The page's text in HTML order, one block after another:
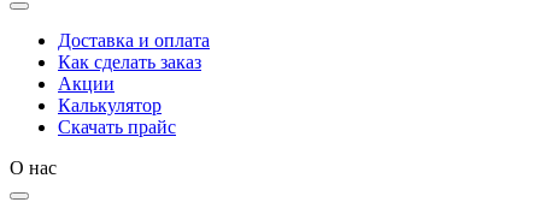
Доставка и оплата
Как сделать заказ
Акции
Калькулятор
Скачать прайс
О нас